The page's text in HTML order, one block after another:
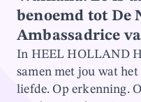
benoemd tot De
Ambassadrice
In HEEL HOLLAND
samen met jou wat
liefde. Op erkenning.